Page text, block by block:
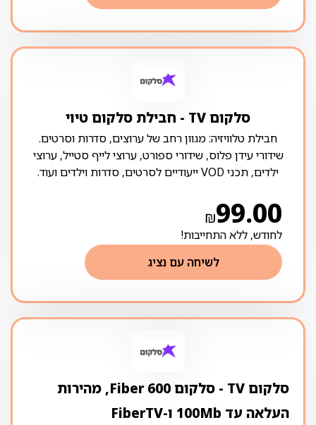
סלקום TV ‏- ‏חבילת סלקום טיוי
חבילת טלוויזיה: מגוון רחב של ערוצים, סדרות וסרטים.
שידורי עידן פלוס, שידורי ספורט, ערוצי לייף סטייל, ערוצי
ילדים, תכני VOD ייעודיים לסרטים, סדרות וילדים ועוד.
₪99.00
לחודש, ללא התחייבות!
לשיחה עם נציג
סלקום TV ‏- ‏סלקום Fiber 600, מהירות
העלאה עד 100Mb ו-FiberTV